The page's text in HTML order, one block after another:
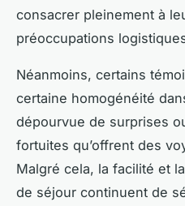
consacrer pleinement à
préoccupations
Néanmoins, certains
certaine homogénéité
dépourvue de surprises
fortuites qu’offrent des
Malgré cela, la facilité et
de séjour continuent de